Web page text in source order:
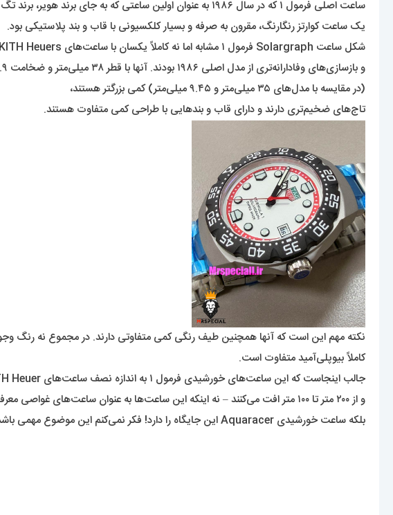
ساعت اصلی فرمول ۱ که در سال ۱۹۸۶ به عنوان اولین ساعتی که به جای برند هویر، برند تگ هویر را بر خود داشت، عرضه شد،
یک ساعت کوارتز رنگارنگ، مقرون به صرفه و بسیار کلکسیونی با قاب و بند پلاستیکی بود.
شکل ساعت Solargraph فرمول ۱ مشابه اما نه کاملاً یکسان با ساعت‌های KITH Heuers است که سال گذشته عرضه شدند
و بازسازی‌های وفادارانه‌تری از مدل اصلی ۱۹۸۶ بودند. آنها با قطر ۳۸ میلی‌متر و ضخامت ۹.۹ میلی‌متر
(در مقایسه با مدل‌های ۳۵ میلی‌متر و ۹.۴۵ میلی‌متر) کمی بزرگتر هستند،
تاج‌های ضخیم‌تری دارند و دارای قاب و بندهایی با طراحی کمی متفاوت هستند.
کاملاً بیوپلی‌آمید متفاوت است.
جالب اینجاست که این ساعت‌های خورشیدی فرمول ۱ به اندازه نصف ساعت‌های KITH Heuer در برابر آب مقاوم هستند
و از ۲۰۰ متر تا ۱۰۰ متر افت می‌کنند – نه اینکه این ساعت‌ها به عنوان ساعت‌های غواصی معرفی شوند،
بلکه ساعت خورشیدی Aquaracer این جایگاه را دارد! فکر نمی‌کنم این موضوع مهمی باشد – تا زمانی که بتواند در طول مراسم اهدای مدال از پاشیده شدن شامپاین روی آن جان سالم به در ببرد، همین مهم است.